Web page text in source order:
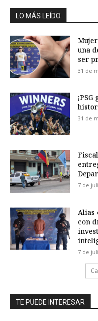
LO MÁS LEÍDO
una
ser
31 de
31 de
7 de
Alias
con
7 de
TE PUEDE INTERESAR